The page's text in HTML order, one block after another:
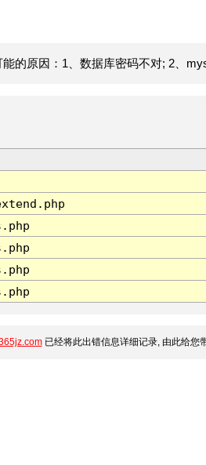
的原因：1、数据库密码不对; 2、
已经将此出错信息详细记录, 由此给您